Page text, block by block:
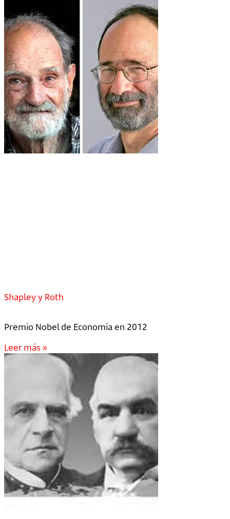
Shapley y Roth
Premio Nobel de Economía en 2012
Leer más »